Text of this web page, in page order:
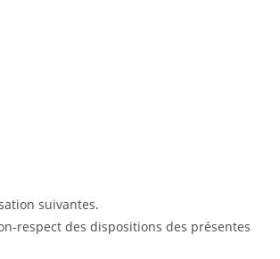
suivantes.
respect des dispositions des présentes